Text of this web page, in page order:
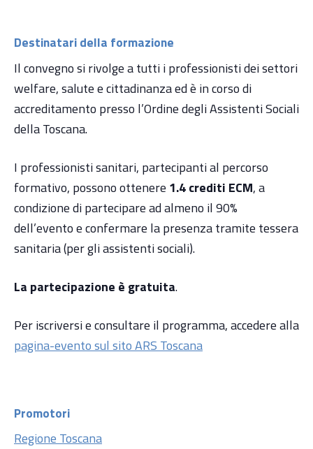
Destinatari della formazione
Il convegno si rivolge a tutti i professionisti dei settori
welfare, salute e cittadinanza ed è in corso di
accreditamento presso l’Ordine degli Assistenti Sociali
della Toscana.
I professionisti sanitari, partecipanti al percorso
formativo, possono ottenere 1.4 crediti ECM, a
condizione di partecipare ad almeno il 90%
dell’evento e confermare la presenza tramite tessera
sanitaria (per gli assistenti sociali).
La partecipazione è gratuita.
Per iscriversi e consultare il programma, accedere alla
pagina-evento sul sito ARS Toscana
Promotori
Regione Toscana